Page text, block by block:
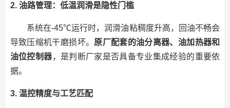
2. 油路管理：低温润滑是隐性门槛
系统在-45℃运行时，润滑油粘稠度升高，回油不畅会
导致压缩机干磨损坏。 原厂配套的油分离器、油加热器和
油位控制器，是判断厂家是否具备专业集成经验的重要依
据。
3. 温控精度与工艺匹配